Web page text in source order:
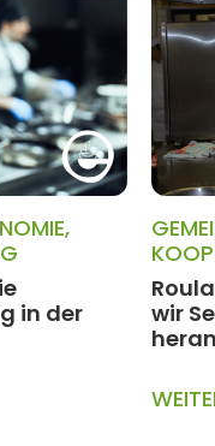
,
in der
wir